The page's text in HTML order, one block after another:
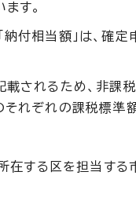
す。
付相当額」は、確
されるため、非課
れぞれの課税標
在する区を担当す